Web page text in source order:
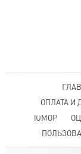
ОПЛАТА И
ЮМОР